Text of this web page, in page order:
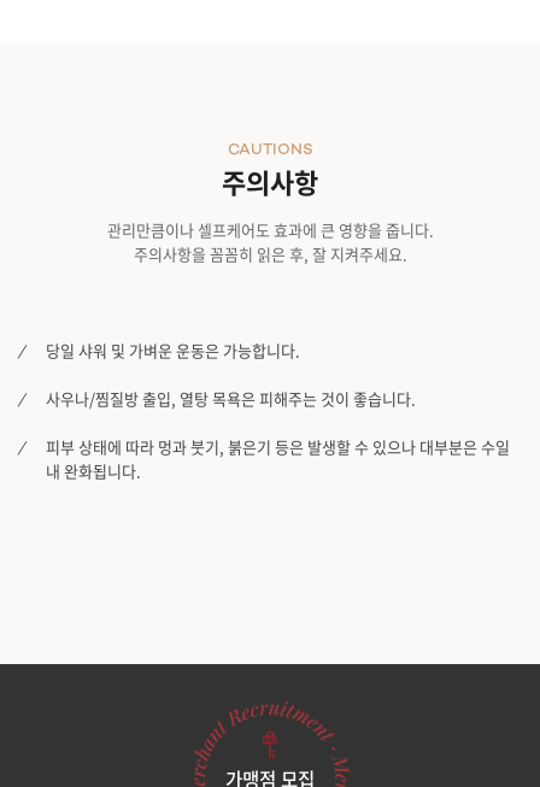
주의사항
CAUTIONS
관리만큼이나 셀프케어도 효과에 큰 영향을 줍니다.
주의사항을 꼼꼼히 읽은 후, 잘 지켜주세요.
당일 샤워 및 가벼운 운동은 가능합니다.
사우나/찜질방 출입, 열탕 목욕은 피해주는 것이 좋습니다.
피부 상태에 따라 멍과 붓기, 붉은기 등은 발생할 수 있으나 대부분은 수일
내 완화됩니다.
가맹점 모집